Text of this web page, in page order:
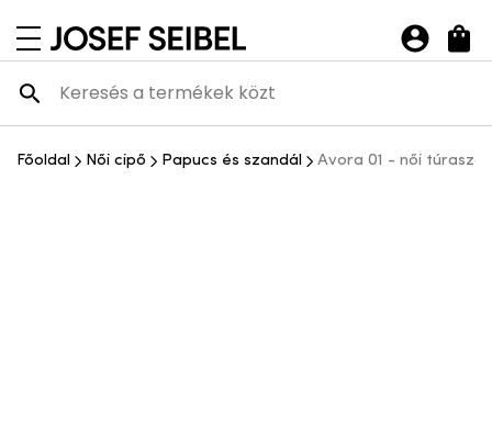
navigációs menü megnyitása
Josef Seibel Webshop
Főoldal Női cipő Papucs és szandál Avora 01 - női